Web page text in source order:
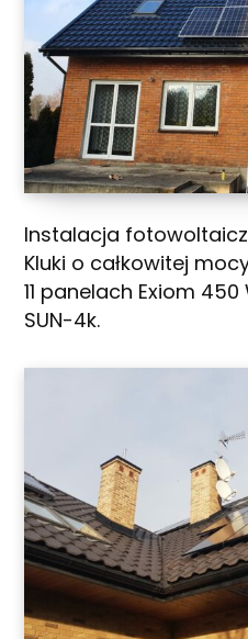
Instalacja
Kluki o całkowitej
11 panelach Exiom
SUN-4k.